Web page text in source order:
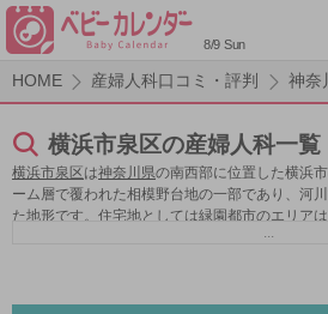
8/9 Sun
HOME 産婦人科口コミ・評判 神奈
横浜市泉区の産婦人科一覧
横浜市泉区 は神奈川県の南西部に位置した横浜
ーム層で覆われた相模野台地の一部であり、河
た地形です。住宅地としては緑園都市のエリア
や公園が多くショッピングにも便利な地域です
では、地域の相談役としてプレイルームや区の
...